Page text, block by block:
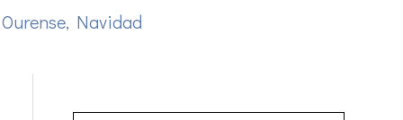
, Navidad